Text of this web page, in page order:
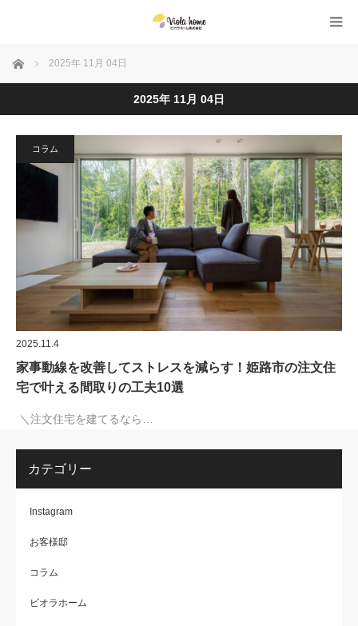
ホーム 2025年 11月 04日
2025年 11月 04日
コラム
2025.11.4
家事動線を改善してストレスを減らす！姫路市の注文住
宅で叶える間取りの工夫10選
＼注文住宅を建てるなら…
カテゴリー
Instagram
お客様邸
コラム
ビオラホーム